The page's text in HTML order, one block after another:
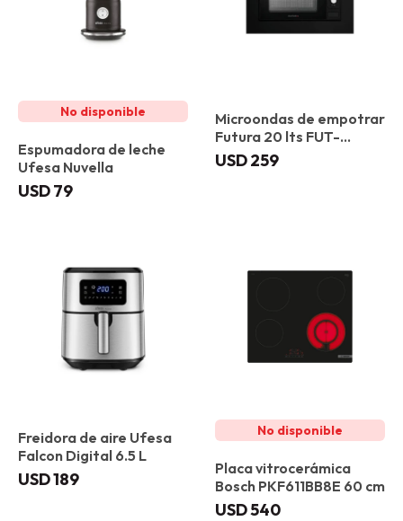
Espumadora de leche
Ufesa Nuvella
USD79
Microondas de empotrar
Futura 20 lts FUT-
MWE20BX
USD259
Freidora de aire Ufesa
Falcon Digital 6.5 L
USD189
Placa vitrocerámica
Bosch PKF611BB8E 60 cm
USD540